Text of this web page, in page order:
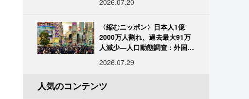
2026.07.20
〈縮むニッポン〉日本人1億
2000万人割れ、過去最大91万
人減少―人口動態調査 : 外国人
2026.07.29
人気のコンテンツ